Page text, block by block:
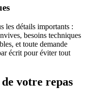
les détails importants :
besoins techniques
et toute demande
écrit pour éviter tout
votre repas